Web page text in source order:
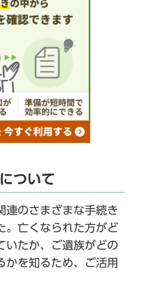
ついて
連のさまざまな手続き
。亡くなられた方がど
いたか、ご遺族がどの
かを知るため、ご活用